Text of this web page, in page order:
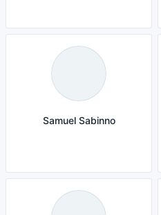
Samuel Sabinno